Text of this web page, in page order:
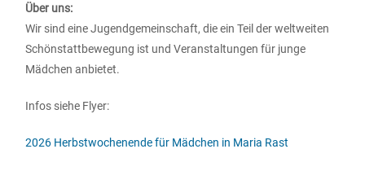
Über uns:
Wir sind eine Jugendgemeinschaft, die ein Teil der weltweiten
Schönstattbewegung ist und Veranstaltungen für junge
Mädchen anbietet.
Infos siehe Flyer:
2026 Herbstwochenende für Mädchen in Maria Rast